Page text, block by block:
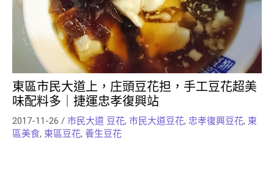
東區市民大道上，庄頭豆花担，手工豆花超美
味配料多｜捷運忠孝復興站
2017-11-26 / 市民大道 豆花, 市民大道豆花, 忠孝復興豆花, 東
區美食, 東區豆花, 養生豆花